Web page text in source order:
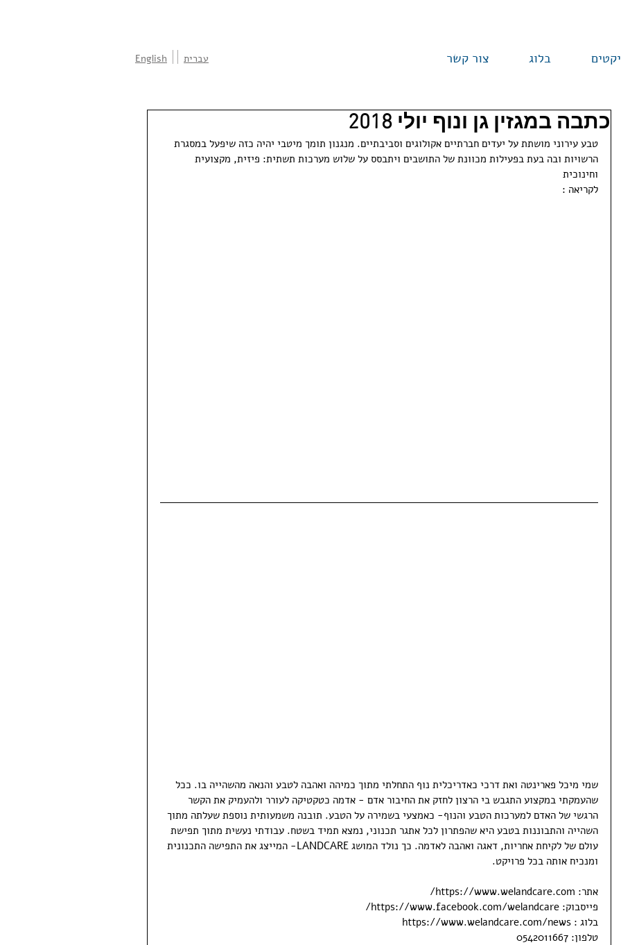
English עברית בלוג צור קשר
כתבה במגזין גן ונוף יולי 2018
טבע עירוני מושתת על יעדים חברתיים אקולוגים וסביבתיים. מנגנון תומך מיטבי יהיה כזה שיפעל במסגרת
הרשויות ובה בעת בפעילות מכוונת של התושבים ויתבסס על שלוש מערכות תשתית: פיזית, מקצועית
וחינוכית
לקריאה :
שמי מיכל פארינטה ואת דרכי כאדריכלית נוף התחלתי מתוך כמיהה ואהבה לטבע והנאה מהשהייה בו. ככל
שהעמקתי במקצוע התגבש בי הרצון לחזק את החיבור אדם - אדמה כטקטיקה לעורר ולהעמיק את הקשר
הרגשי של האדם למערכות הטבע והנוף- כאמצעי בשמירה על הטבע. תובנה משמעותית נוספת שעלתה מתוך
השהייה והתבוננות בטבע היא שהפתרון לכל אתגר תכנוני, נמצא תמיד בשטח. עבודתי נעשית מתוך תפישת
עולם של לקיחת אחריות, דאגה ואהבה לאדמה. כך נולד המושג LANDCARE- המייצג את התפישה התכנונית
ומנכיח אותה בכל פרויקט.
אתר: https://www.welandcare.com/
פייסבוק: https://www.facebook.com/welandcare/
בלוג : https://www.welandcare.com/news
טלפון: 0542011667